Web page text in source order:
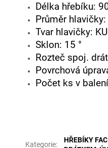
Délka hřebíku:
Průměr
Tvar hlavičky:
Sklon: 15 °
Rozteč spoj.
Povrchová
Počet ks v
Kategorie:
HŘEBÍKY